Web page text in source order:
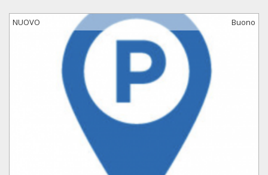
NUOVO Buono